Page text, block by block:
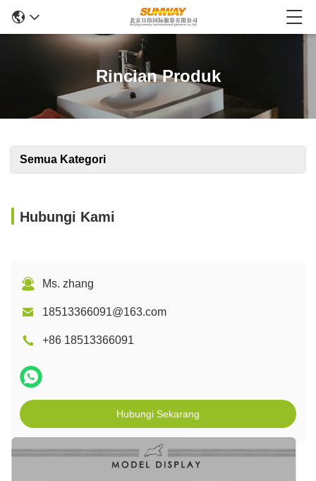
Rincian Produk
Semua Kategori
Hubungi Kami
Ms. zhang
18513366091@163.com
+86 18513366091
Hubungi Sekarang